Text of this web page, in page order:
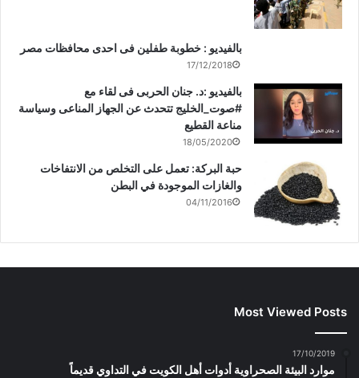
بالفيديو : خطوبة طفلين فى احدى محافظات مصر
17/12/2018
بالفيديو :د. جنان الحربى فى لقاء مع
#صوت_الخليج تتحدث عن الجهاز المناعى وسياسة
مناعة القطيع
18/05/2020
حبة البركة: تعمل على التخلص من الانتفاخات
والغازات الموجودة في البطن
04/11/2016
Most Viewed Posts
17/10/2019
موارد البيئة الصحراوية أدوات أهل الكويت في التداوي قديماً